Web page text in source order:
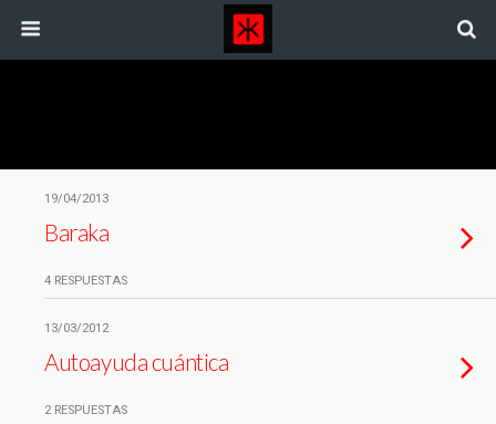
19/04/2013
Baraka
4 RESPUESTAS
13/03/2012
Autoayuda cuántica
2 RESPUESTAS